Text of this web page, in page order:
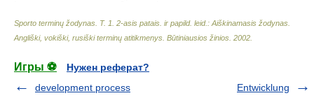
Sporto terminų žodynas. T. 1. 2-asis patais. ir papild. leid.: Aiškinamasis žodynas.
Angliški, vokiški, rusiški terminų atitikmenys. Būtiniausios žinios 2002
Игры ⚽
Нужен реферат?
development process
Entwicklung